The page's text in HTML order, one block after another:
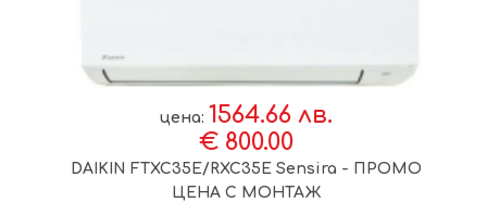
цена: 1564.66 лв.
€ 800.00
DAIKIN FTXC35E/RXC35E Sensira - ПРОМО
ЦЕНА С МОНТАЖ